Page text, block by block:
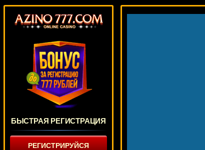
БЫСТРАЯ РЕГИСТРАЦИЯ
РЕГИСТРИРУЙСЯ